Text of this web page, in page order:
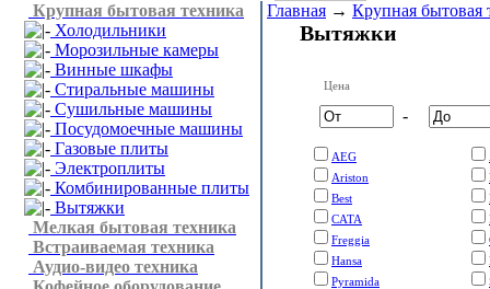
Крупная бытовая техника
Холодильники
Морозильные камеры
Винные шкафы
Стиральные машины
Сушильные машины
Посудомоечные машины
Газовые плиты
Электроплиты
Комбинированные плиты
Вытяжки
Мелкая бытовая техника
Встраиваемая техника
Аудио-видео техника
Главная → Крупная бытовая
Вытяжки
Цена
-
AEG
Ariston
Best
CATA
Freggia
Hansa
Pyramida